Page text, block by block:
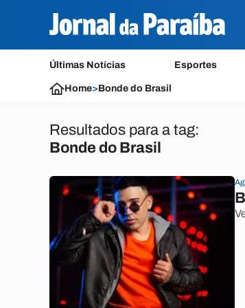
Últimas Notícias Esportes
Home>Bonde do Brasil
Resultados para a tag:
Bonde do Brasil